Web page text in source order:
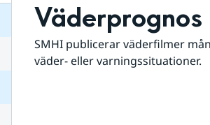
Väderprognos
SMHI publicerar väderfilmer
väder- eller varningssituationer.